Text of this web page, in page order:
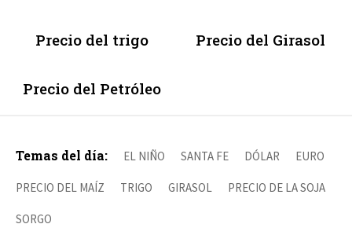
Precio del trigo Precio del Girasol
Precio del Petróleo
Temas del día: EL NIÑO SANTA FE DÓLAR EURO
PRECIO DEL MAÍZ TRIGO GIRASOL PRECIO DE LA SOJA
SORGO